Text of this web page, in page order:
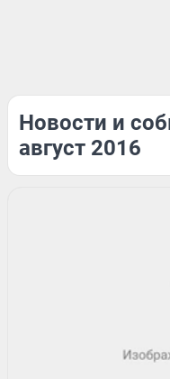
Новости и
август 2016